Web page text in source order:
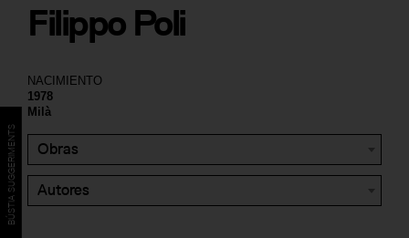
NACIMIENTO
1978
Milà
Obras
Autores
Filippo Poli
BÚSTIA SUGGERIMENTS